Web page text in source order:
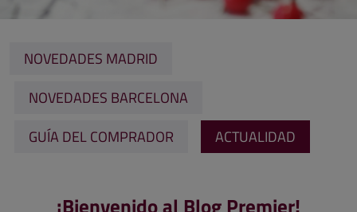
NOVEDADES MADRID
NOVEDADES BARCELONA
GUÍA DEL COMPRADOR
ACTUALIDAD